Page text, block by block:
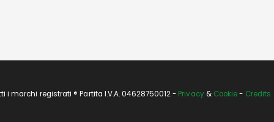
i marchi registrati ® Partita I.V.A. 04628750012 - Privacy& Cookie- Credits